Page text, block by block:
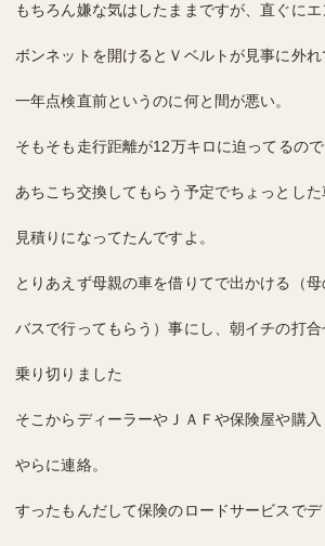
もちろん嫌な気はしたままですが、直ぐに
ボンネットを開けると Ｖベルトが見事に外れ
一年点検直前というのに何と間が悪い。
そもそも走行距離が12万キロに迫ってるので
あちこち交換してもらう予定でちょ っとし
見積りになってたんですよ。
とりあえず母親の車を借りてで出かける（母
バスで行ってもらう）事にし、 朝イチの打合
乗り切りました
そこからディーラーやＪＡＦや保険屋や購
やらに連絡。
すったもんだして保険のロードサービスでデ